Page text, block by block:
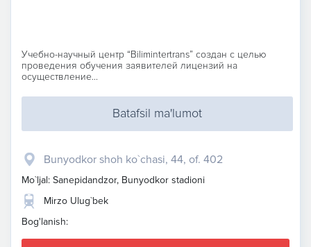
Учебно-научный центр “Bilimintertrans” создан с целью
проведения обучения заявителей лицензий на
осуществление...
Batafsil ma'lumot
Bunyodkor shoh ko`chasi, 44, of. 402
Mo`ljal: Sanepidandzor, Bunyodkor stadioni
Mirzo Ulug`bek
Bog'lanish: